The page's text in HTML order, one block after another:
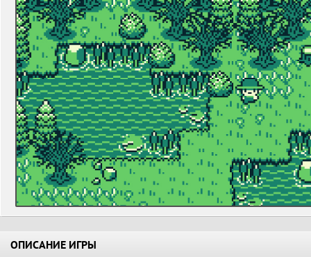
ОПИСАНИЕ ИГРЫ